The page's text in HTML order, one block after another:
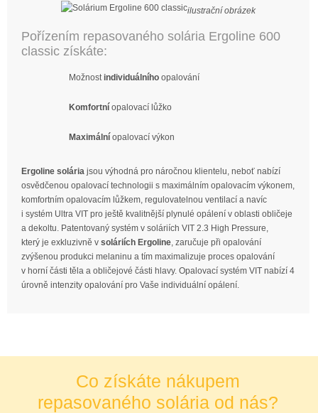
ilustrační obrázek
Pořízením repasovaného solária Ergoline 600
classic získáte:
Možnostindividuálního opalování
Komfortní opalovací lůžko
Maximální opalovací výkon
Ergoline solária jsou výhodná pro náročnou klientelu, neboť nabízí
osvědčenou opalovací technologii s maximálním opalovacím výkonem,
komfortním opalovacím lůžkem, regulovatelnou ventilací a navíc
i systém Ultra VIT pro ještě kvalitnější plynulé opálení v oblasti obličeje
a dekoltu. Patentovaný systém v soláriích VIT 2.3 High Pressure,
který je exkluzivně v soláriích Ergoline, zaručuje při opalování
zvýšenou produkci melaninu a tím maximalizuje proces opalování
v horní části těla a obličejové části hlavy. Opalovací systém VIT nabízí 4
úrovně intenzity opalování pro Vaše individuální opálení.
Co získáte nákupem
repasovaného solária od nás?